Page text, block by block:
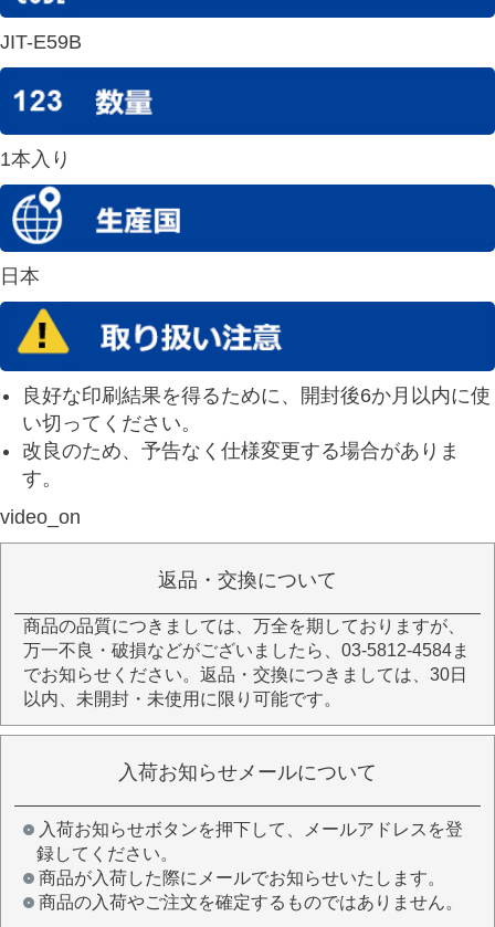
JIT-E59B
1本入り
日本
良好な印刷結果を得るために、開封後6か月以内に使
い切ってください。
改良のため、予告なく仕様変更する場合がありま
す。
video_on
返品・交換について
商品の品質につきましては、万全を期しておりますが、
万一不良・破損などがございましたら、03-5812-4584ま
でお知らせください。返品・交換につきましては、30日
以内、未開封・未使用に限り可能です。
入荷お知らせメールについて
入荷お知らせボタンを押下して、メールアドレスを登
録してください。
商品が入荷した際にメールでお知らせいたします。
商品の入荷やご注文を確定するものではありません。